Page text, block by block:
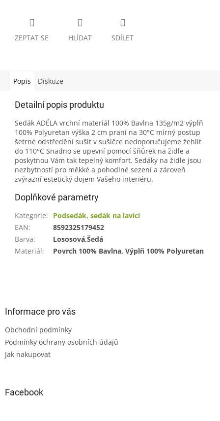
ZEPTAT SE HLÍDAT SDÍLET
Popis Diskuze
Detailní popis produktu
Sedák ADÉLA vrchní materiál 100% Bavlna 135g/m2 výplň
100% Polyuretan výška 2 cm praní na 30°C mírný postup
šetrné odstředění sušit v sušičce nedoporučujeme žehlit
do 110°C Snadno se upevní pomocí šňůrek na židle a
poskytnou Vám tak tepelný komfort. Sedáky na židle jsou
nezbytností pro měkké a pohodlné sezení a zároveň
zvýrazní estetický dojem Vašeho interiéru.
Doplňkové parametry
Kategorie:
Podsedák, sedák na lavici
EAN:
8592325179452
Barva:
Lososová,Šedá
Materiál: Povrch 100% Bavlna, Výplň 100% Polyuretan
Informace pro vás
Obchodní podmínky
Podmínky ochrany osobních údajů
Jak nakupovat
Facebook